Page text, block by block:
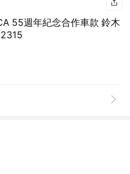
55週年紀念合作車款 鈴木